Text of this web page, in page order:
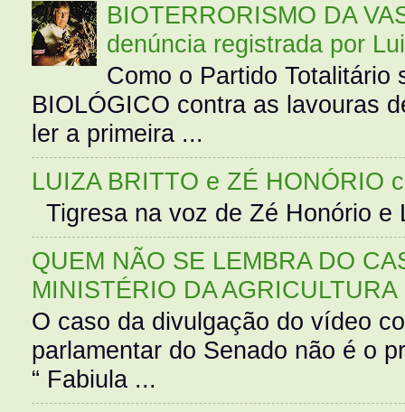
BIOTERRORISMO DA
denúncia registrada por
Como o Partido Totalitário
BIOLÓGICO contra as lavouras
ler a primeira ...
LUIZA BRITTO e ZÉ HONÓRIO
Tigresa na voz de Zé Honório
QUEM NÃO SE LEMBRA DO
MINISTÉRIO DA AGRICULTURA
O caso da divulgação do vídeo
parlamentar do Senado não é o
“ Fabiula ...